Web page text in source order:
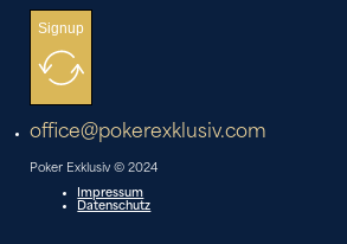
Signup
office@pokerexklusiv.com
Poker Exklusiv © 2024
Impressum
Datenschutz